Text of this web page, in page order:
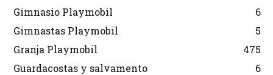
Gimnasio Playmobil
6
Gimnastas Playmobil
5
Granja Playmobil
475
Guardacostas y salvamento
6